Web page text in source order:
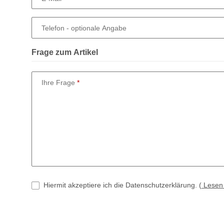
Telefon - optionale Angabe
Frage zum Artikel
Ihre Frage
Hiermit akzeptiere ich die Datenschutzerklärung. (